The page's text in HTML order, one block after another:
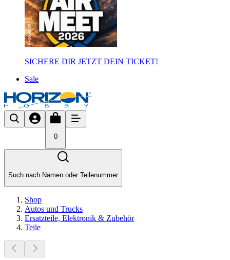
SICHERE DIR JETZT DEIN TICKET!
Sale
0
Such nach Namen oder Teilenummer
Shop
Autos und Trucks
Ersatzteile, Elektronik & Zubehör
Teile